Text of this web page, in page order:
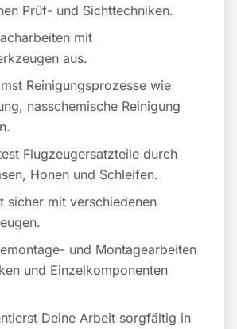
Prüf- und Sichttechniken.
mit
aus.
Reinigungsprozesse wie
nasschemische Reinigung
Flugzeugersatzteile durch
Honen und Schleifen.
sicher mit verschiedenen
und Montagearbeiten
und Einzelkomponenten
Deine Arbeit sorgfältig in